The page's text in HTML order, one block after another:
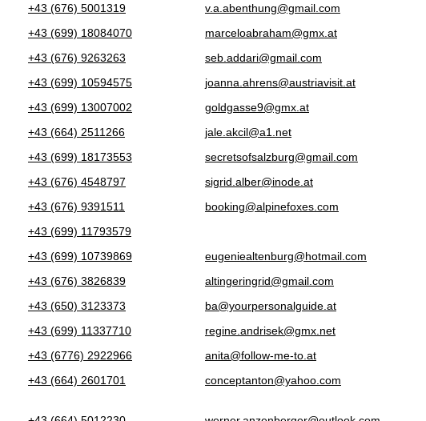
+43 (676) 5001319
v.a.abenthung@gmail.com
+43 (699) 18084070
marceloabraham@gmx.at
+43 (676) 9263263
seb.addari@gmail.com
+43 (699) 10594575
joanna.ahrens@austriavisit.at
+43 (699) 13007002
goldgasse9@gmx.at
+43 (664) 2511266
jale.akcil@a1.net
+43 (699) 18173553
secretsofsalzburg@gmail.com
+43 (676) 4548797
sigrid.alber@inode.at
+43 (676) 9391511
booking@alpinefoxes.com
+43 (699) 11793579
+43 (699) 10739869
eugeniealtenburg@hotmail.com
+43 (676) 3826839
altingeringrid@gmail.com
+43 (650) 3123373
ba@yourpersonalguide.at
+43 (699) 11337710
regine.andrisek@gmx.net
+43 (6776) 2922966
anita@follow-me-to.at
+43 (664) 2601701 conceptanton@yahoo.com